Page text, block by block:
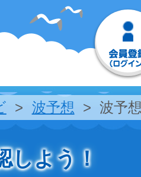
波予想 波予
しよう！